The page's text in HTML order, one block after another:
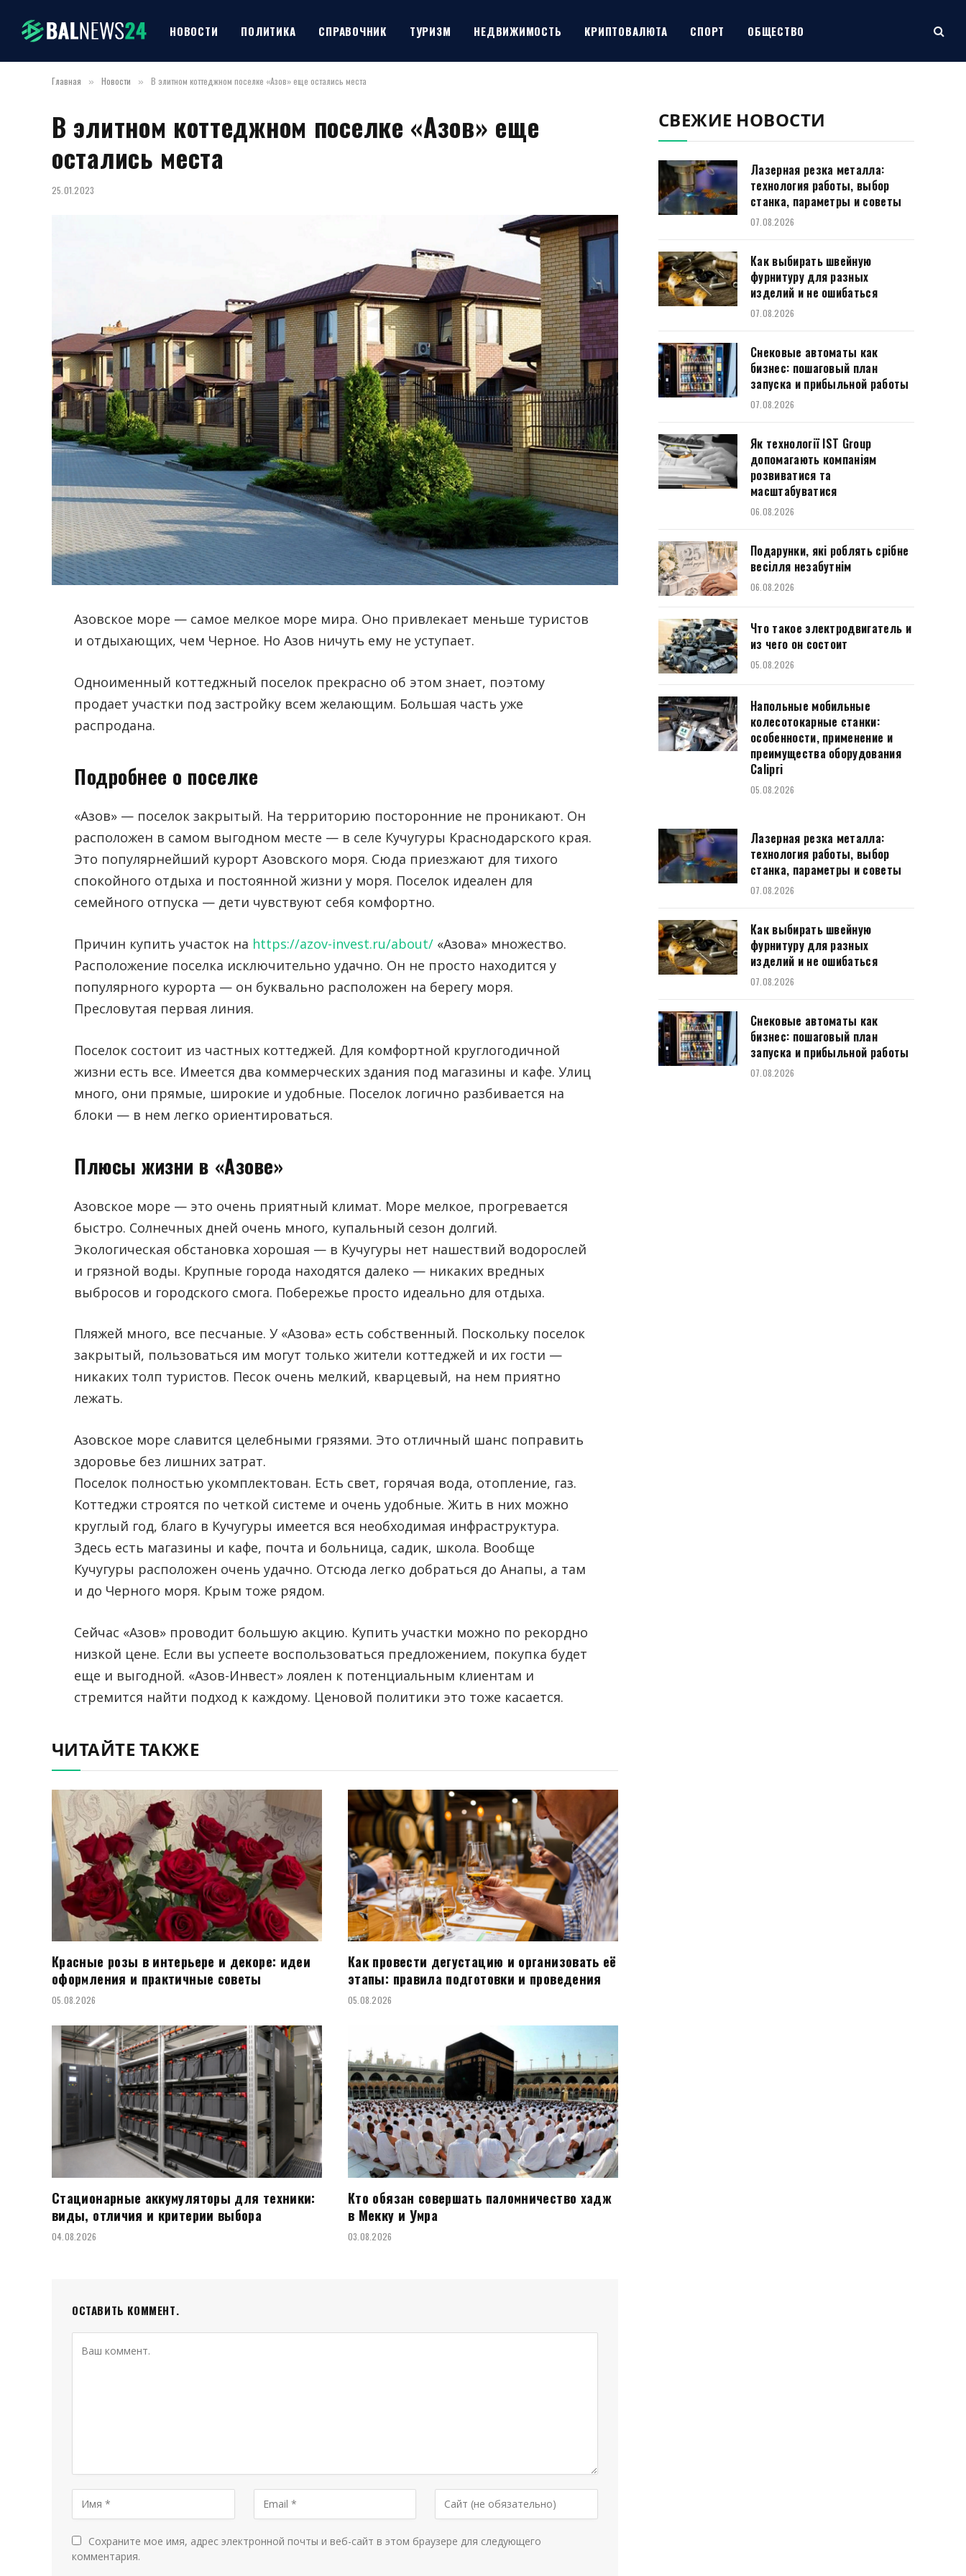
НОВОСТИ ПОЛИТИКА СПРАВОЧНИК ТУРИЗМ НЕДВИЖИМОСТЬ КРИПТОВАЛЮТА СПОРТ ОБЩЕСТВО
Главная » Новости » В элитном коттеджном поселке «Азов» еще остались места
В элитном коттеджном поселке «Азов» еще
остались места
25.01.2023
Азовское море — самое мелкое море мира. Оно привлекает меньше туристов
и отдыхающих, чем Черное. Но Азов ничуть ему не уступает.
Одноименный коттеджный поселок прекрасно об этом знает, поэтому
продает участки под застройку всем желающим. Большая часть уже
распродана.
Подробнее о поселке
«Азов» — поселок закрытый. На территорию посторонние не проникают. Он
расположен в самом выгодном месте — в селе Кучугуры Краснодарского края.
Это популярнейший курорт Азовского моря. Сюда приезжают для тихого
спокойного отдыха и постоянной жизни у моря. Поселок идеален для
семейного отпуска — дети чувствуют себя комфортно.
Причин купить участок на https://azov-invest.ru/about/ «Азова» множество.
Расположение поселка исключительно удачно. Он не просто находится у
популярного курорта — он буквально расположен на берегу моря.
Пресловутая первая линия.
Поселок состоит из частных коттеджей. Для комфортной круглогодичной
жизни есть все. Имеется два коммерческих здания под магазины и кафе. Улиц
много, они прямые, широкие и удобные. Поселок логично разбивается на
блоки — в нем легко ориентироваться.
Плюсы жизни в «Азове»
Азовское море — это очень приятный климат. Море мелкое, прогревается
быстро. Солнечных дней очень много, купальный сезон долгий.
Экологическая обстановка хорошая — в Кучугуры нет нашествий водорослей
и грязной воды. Крупные города находятся далеко — никаких вредных
выбросов и городского смога. Побережье просто идеально для отдыха.
Пляжей много, все песчаные. У «Азова» есть собственный. Поскольку поселок
закрытый, пользоваться им могут только жители коттеджей и их гости —
никаких толп туристов. Песок очень мелкий, кварцевый, на нем приятно
лежать.
Азовское море славится целебными грязями. Это отличный шанс поправить
здоровье без лишних затрат.
Поселок полностью укомплектован. Есть свет, горячая вода, отопление, газ.
Коттеджи строятся по четкой системе и очень удобные. Жить в них можно
круглый год, благо в Кучугуры имеется вся необходимая инфраструктура.
Здесь есть магазины и кафе, почта и больница, садик, школа. Вообще
Кучугуры расположен очень удачно. Отсюда легко добраться до Анапы, а там
и до Черного моря. Крым тоже рядом.
Сейчас «Азов» проводит большую акцию. Купить участки можно по рекордно
низкой цене. Если вы успеете воспользоваться предложением, покупка будет
еще и выгодной. «Азов-Инвест» лоялен к потенциальным клиентам и
стремится найти подход к каждому. Ценовой политики это тоже касается.
ЧИТАЙТЕ ТАКЖЕ
Красные розы в интерьере и декоре: идеи
оформления и практичные советы
05.08.2026
Как провести дегустацию и организовать её
этапы: правила подготовки и проведения
05.08.2026
Стационарные аккумуляторы для техники:
виды, отличия и критерии выбора
04.08.2026
Кто обязан совершать паломничество хадж
в Мекку и Умра
03.08.2026
ОСТАВИТЬ КОММЕНТ.
Сохраните мое имя, адрес электронной почты и веб-сайт в этом браузере для следующего
комментария.
СВЕЖИЕ НОВОСТИ
Лазерная резка металла:
технология работы, выбор
станка, параметры и советы
07.08.2026
Как выбирать швейную
фурнитуру для разных
изделий и не ошибаться
07.08.2026
Снековые автоматы как
бизнес: пошаговый план
запуска и прибыльной работы
07.08.2026
Як технології IST Group
допомагають компаніям
розвиватися та
масштабуватися
06.08.2026
Подарунки, які роблять срібне
весілля незабутнім
06.08.2026
Что такое электродвигатель и
из чего он состоит
05.08.2026
Напольные мобильные
колесотокарные станки:
особенности, применение и
преимущества оборудования
Calipri
05.08.2026
Лазерная резка металла:
технология работы, выбор
станка, параметры и советы
07.08.2026
Как выбирать швейную
фурнитуру для разных
изделий и не ошибаться
07.08.2026
Снековые автоматы как
бизнес: пошаговый план
запуска и прибыльной работы
07.08.2026